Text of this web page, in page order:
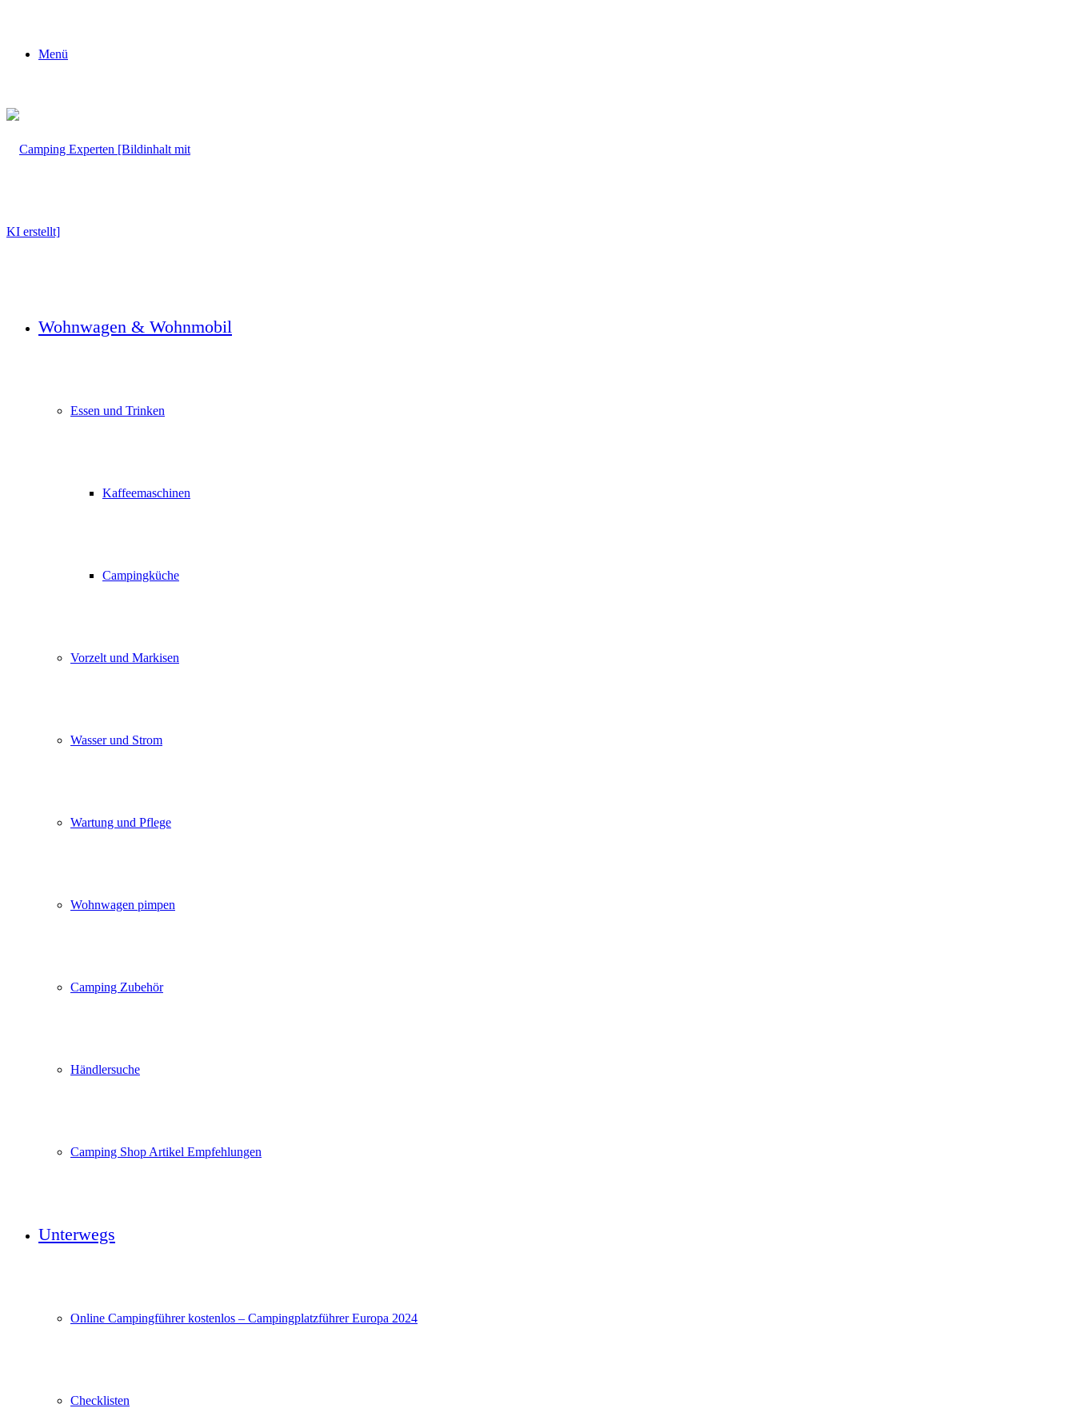
Menü
Wohnwagen & Wohnmobil
Essen und Trinken
Kaffeemaschinen
Campingküche
Vorzelt und Markisen
Wasser und Strom
Wartung und Pflege
Wohnwagen pimpen
Camping Zubehör
Händlersuche
Camping Shop Artikel Empfehlungen
Unterwegs
Online Campingführer kostenlos – Campingplatzführer Europa 2024
Checklisten